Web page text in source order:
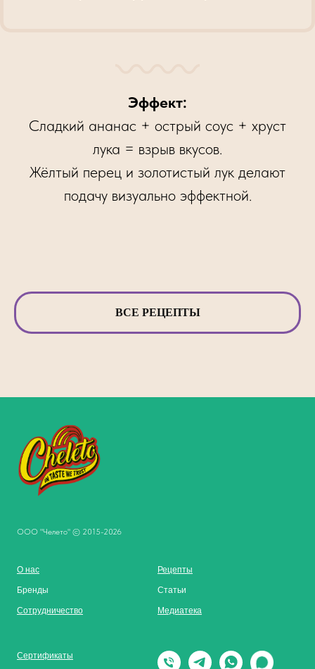
Эффект:
Сладкий ананас + острый соус + хруст
лука = взрыв вкусов.
Жёлтый перец и золотистый лук делают
подачу визуально эффектной.
ВСЕ РЕЦЕПТЫ
ООО "Челето" © 2015-2026
О нас
Бренды
Сотрудничество
Рецепты
Статьи
Медиатека
Сертификаты